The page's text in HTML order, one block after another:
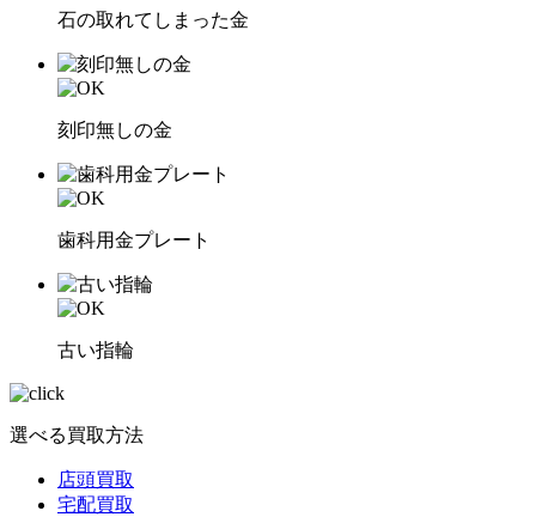
石の取れてしまった金
刻印無しの金
歯科用金プレート
古い指輪
選べる買取方法
店頭買取
宅配買取